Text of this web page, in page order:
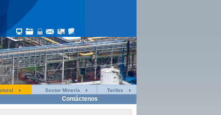
Sector Minería Tarifas
Contáctenos